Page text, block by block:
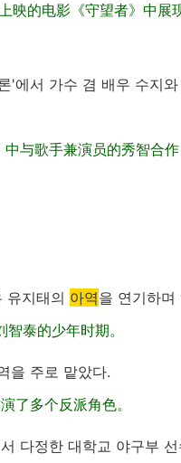
的电影《守望者》中展
'에서 가수 겸 배우 수지
与歌手兼演员的秀智合
유지태의 아역을 연기하며
泰的少年时期。
을 주로 맡았다.
了多个反派角色。
다정한 대학교 야구부